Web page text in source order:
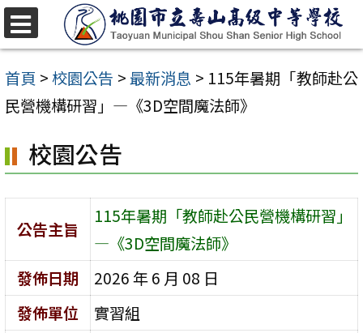
跳
至
主
要
容
區
首頁 >校園公告 >最新消息 > 115年暑期「教師赴公
民營機構研習」—《3D空間魔法師》
校園公告
公告主旨
115年暑期「教師赴公民營機構研習」
—《3D空間魔法師》
發佈日期
2026 年 6 月 08 日
發佈單位
實習組
選
單